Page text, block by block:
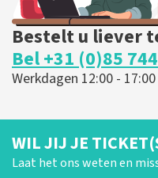
Bestelt u liever
Bel +31 (0)85
Werkdagen 12:00 -
WIL JIJ JE
Laat het ons weten en